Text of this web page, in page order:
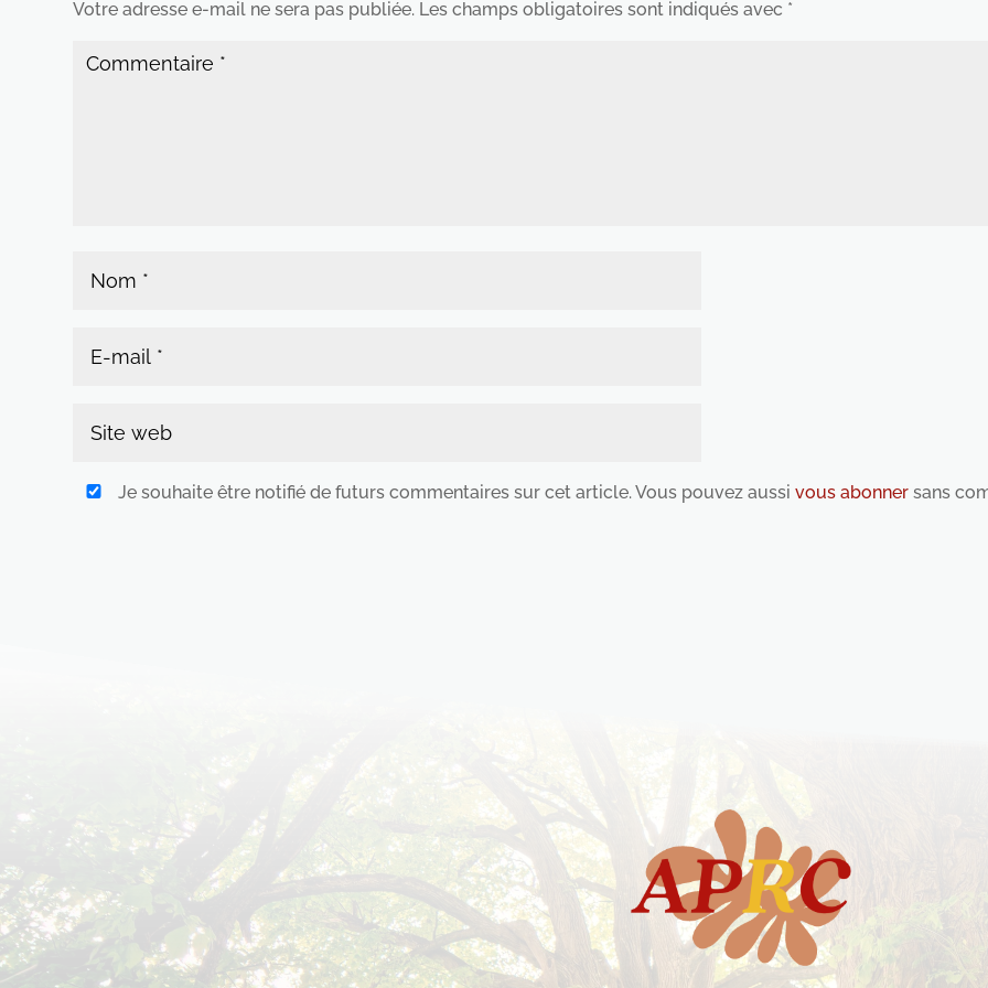
Votre adresse e-mail ne sera pas publiée. Les champs obligatoires sont indiqués avec *
Je souhaite être notifié de futurs commentaires sur cet article. Vous pouvez aussi vous abonnersans